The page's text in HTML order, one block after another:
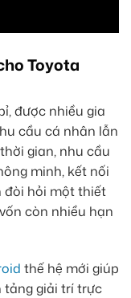
Toyota
được nhiều gia
cầu cá nhân lẫn
gian, nhu cầu
minh, kết nối
đòi hỏi một thiết
còn nhiều hạn
thế hệ mới giúp
tảng giải trí trực